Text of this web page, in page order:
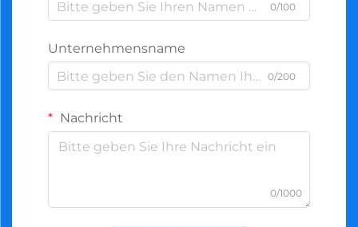
0/100
Unternehmensname
0/200
Nachricht
0/1000